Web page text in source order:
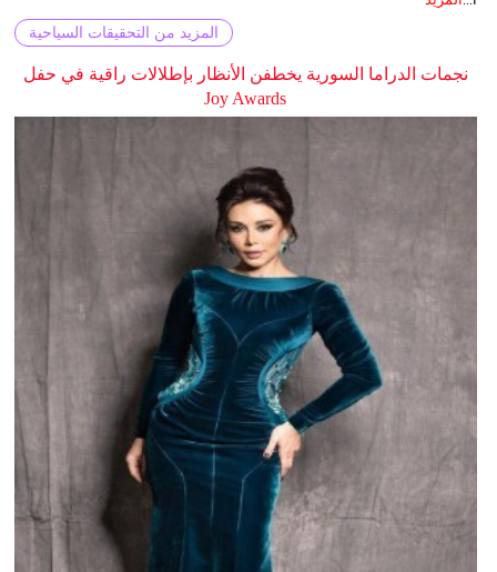
المزيد من التحقيقات السياحية
نجمات الدراما السورية يخطفن الأنظار بإطلالات راقية في حفل
Joy Awards